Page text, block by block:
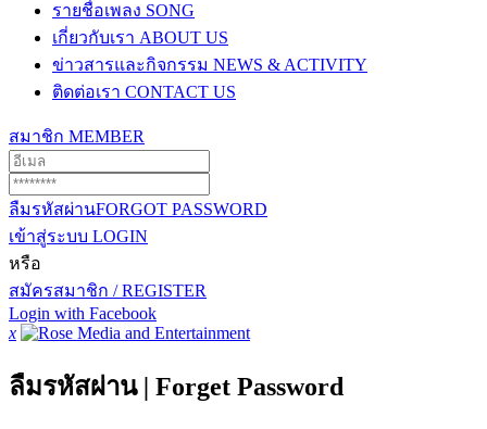
รายชื่อเพลง SONG
เกี่ยวกับเรา ABOUT US
ข่าวสารและกิจกรรม NEWS & ACTIVITY
ติดต่อเรา CONTACT US
สมาชิก MEMBER
ลืมรหัสผ่านFORGOT PASSWORD
เข้าสู่ระบบ LOGIN
หรือ
สมัครสมาชิก / REGISTER
Login with Facebook
x
ลืมรหัสผ่าน | Forget Password